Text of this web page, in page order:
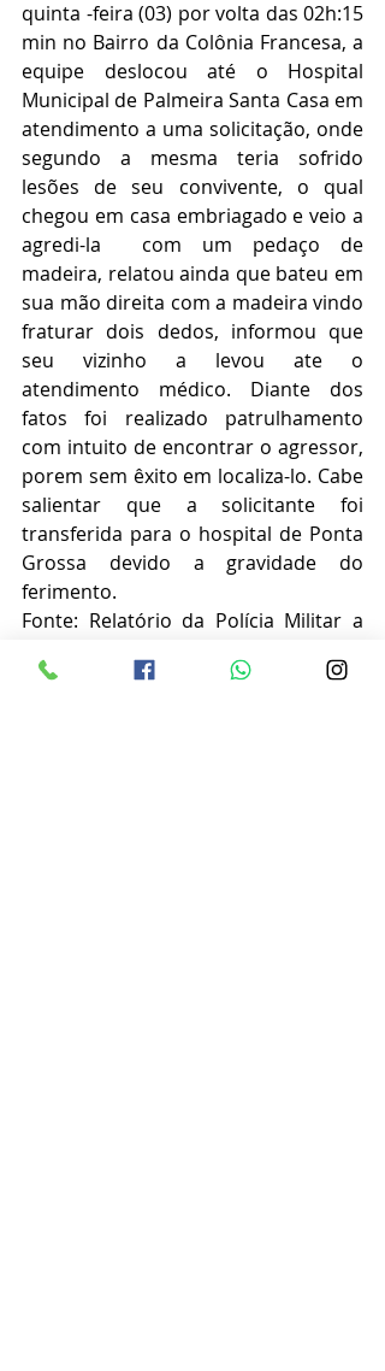
quinta -feira (03) por volta das 02h:15
min no Bairro da Colônia Francesa, a
equipe deslocou até o Hospital
Municipal de Palmeira Santa Casa em
atendimento a uma solicitação, onde
segundo a mesma teria sofrido
lesões de seu convivente, o qual
chegou em casa embriagado e veio a
agredi-la  com um pedaço de
madeira, relatou ainda que bateu em
sua mão direita com a madeira vindo
fraturar dois dedos, informou que
seu vizinho a levou ate o
atendimento médico. Diante dos
fatos foi realizado patrulhamento
com intuito de encontrar o agressor,
porem sem êxito em localiza-lo. Cabe
salientar que a solicitante foi
transferida para o hospital de Ponta
Grossa devido a gravidade do
ferimento.
Fonte: Relatório da Polícia Militar a